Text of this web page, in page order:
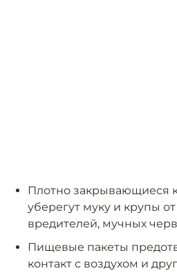
Плотно закрывающиеся
уберегут муку и крупы
вредителей, мучных
Пищевые пакеты
контакт с воздухом и